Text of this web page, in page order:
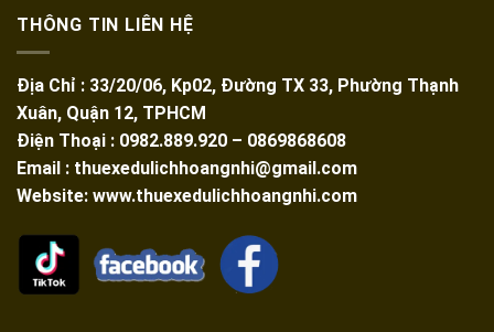
THÔNG TIN LIÊN HỆ
Địa Chỉ : 33/20/06, Kp02, Đường TX 33, Phường Thạnh
Xuân, Quận 12, TPHCM
Điện Thoại : 0982.889.920 – 0869868608
Email : thuexedulichhoangnhi@gmail.com
Website: www.thuexedulichhoangnhi.com